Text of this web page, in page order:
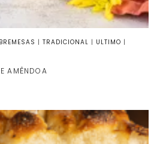
| TRADICIONAL | ULTIMO |
AMÊNDOA